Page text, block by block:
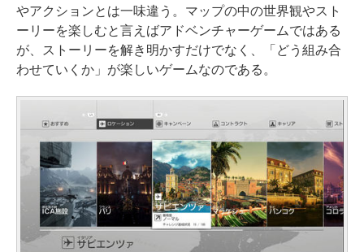
やアクションとは一味違う。マップの中の世界観やスト
ーリーを楽しむと言えばアドベンチャーゲームではある
が、ストーリーを解き明かすだけでなく、「どう組み合
わせていくか」が楽しいゲームなのである。